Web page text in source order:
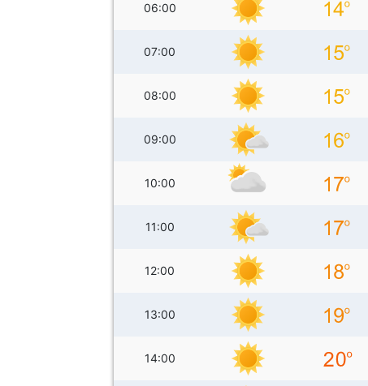
06:00
07:00
08:00
09:00
10:00
11:00
12:00
13:00
14:00